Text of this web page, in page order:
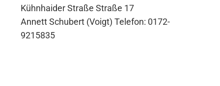
Kühnhaider Straße Straße 17
Annett Schubert (Voigt) Telefon: 0172-
9215835